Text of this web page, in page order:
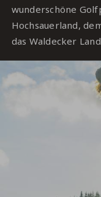
wunderschöne
Hochsauerland,
das Waldecker